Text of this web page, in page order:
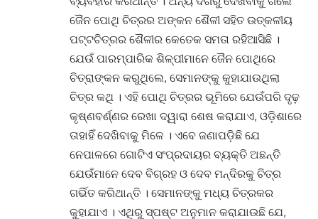
ଜୈନ ପୋଥି ଚିତ୍ରର ଅଙ୍କନ ଶୈଳୀ ସହିତ ଉତ୍କଳୀୟ
ପଟ୍ଟଚିତ୍ରର ଶୈଳୀର କେତେକ ସମତା ରହିଆସିଛି ।
ଯେଉଁ ପାରମ୍ପାରିକ ଶିଳ୍ପୀମାନେ ଜୈନ ପୋଥିରେ
ଚିତ୍ରାଙ୍କନ କରୁଥିଲେ, ସେମାନଙ୍କୁ କୁହାଯାଉଥିଲା
ଚିତ୍ର କଥି । ଏହି ପୋଥି ଚିତ୍ରର ଭୂମିରେ ଯେଉଁପରି ଦୃଢ଼
କୃଷ୍ଣବର୍ଣ୍ଣର ରେଖା ଦ୍ୱାରା ଶେଷ କରାଯାଏ, ଓଡ଼ିଶାରେ
ତାହାହିଁ ଦେଖିବାକୁ ମିଳେ । ଏବେ ଜଣାପଡ଼ିଛି ଯେ
ନେପାଳରେ ଗୋଟିଏ ସଂପ୍ରଦାୟର ବ୍ୟକ୍ତି ଅଛନ୍ତି
ଯେଉଁମାନେ ଦେବ ବିଗ୍ରହ ଓ ଦେବ ମନ୍ଦିରକୁ ଚିତ୍ର
ଗର୍ଭିତ କରିଥାନ୍ତି । ସେମାନଙ୍କୁ ମଧ୍ୟ ଚିତ୍ରକର
କୁହାଯାଏ । ଏଥିରୁ ସ୍ପଷ୍ଟ ଅନୁମାନ କରାଯାଉଛି ଯେ,